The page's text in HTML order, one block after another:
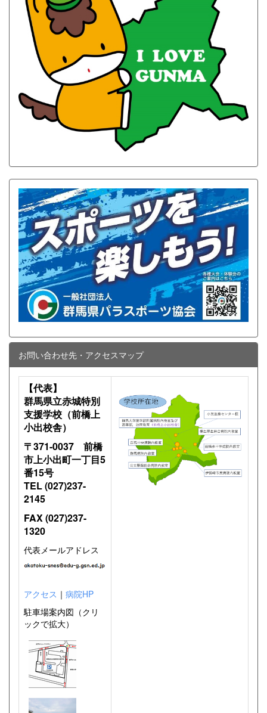
お問い合わせ先・アクセスマップ
【代表】
群馬県立赤城特別
支援学校（前橋上
小出校舎）
〒371-0037 前橋
市上小出町一丁目5
番15号
TEL (027)237-
2145
FAX (027)237-
1320
代表メールアドレス
アクセス ｜ 病院HP
駐車場案内図（クリ
ックで拡大）